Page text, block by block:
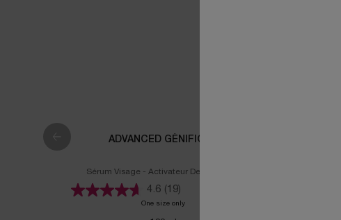
ADVANCED GÉNIFIQUE
Sérum Visage - Activateur De Jeunesse
4.6 (19)
One size only